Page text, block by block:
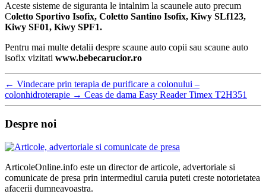
Aceste sisteme de siguranta le intalnim la scaunele auto precum
Coletto Sportivo Isofix, Coletto Santino Isofix, Kiwy SLf123,
Kiwy SF01, Kiwy SPF1.
Pentru mai multe detalii despre scaune auto copii sau scaune auto
isofix vizitati www.bebecarucior.ro
← Vindecare prin terapia de purificare a colonului –
colonhidroterapie → Ceas de dama Easy Reader Timex T2H351
Despre noi
ArticoleOnline.info este un director de articole, advertoriale si
comunicate de presa prin intermediul caruia puteti creste notorietatea
afacerii dumneavoastra.